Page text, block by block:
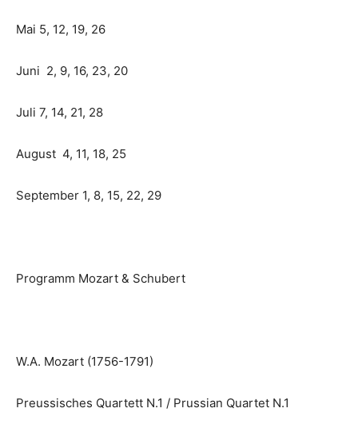
Mai 5, 12, 19, 26
Juni 2, 9, 16, 23, 20
Juli 7, 14, 21, 28
August 4, 11, 18, 25
September 1, 8, 15, 22, 29
Programm Mozart & Schubert
W.A. Mozart (1756-1791)
Preussisches Quartett N.1 / Prussian Quartet N.1